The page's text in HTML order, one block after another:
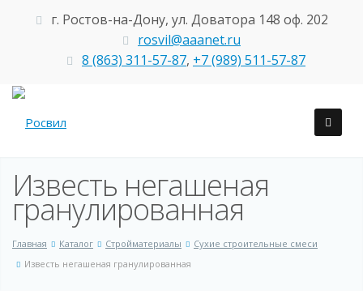
г. Ростов-на-Дону, ул. Доватора 148 оф. 202
rosvil@aaanet.ru
8 (863) 311-57-87, +7 (989) 511-57-87
Известь негашеная
гранулированная
Главная Каталог Стройматериалы
Сухие строительные смеси
Известь негашеная гранулированная